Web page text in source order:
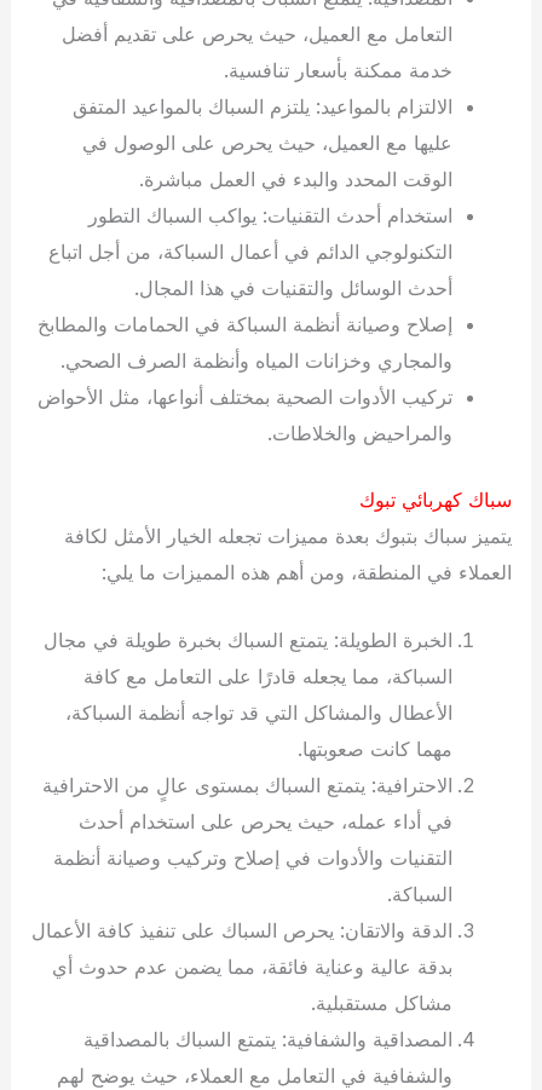
التعامل مع العميل، حيث يحرص على تقديم أفضل
خدمة ممكنة بأسعار تنافسية.
الالتزام بالمواعيد: يلتزم السباك بالمواعيد المتفق
عليها مع العميل، حيث يحرص على الوصول في
الوقت المحدد والبدء في العمل مباشرة.
استخدام أحدث التقنيات: يواكب السباك التطور
التكنولوجي الدائم في أعمال السباكة، من أجل اتباع
أحدث الوسائل والتقنيات في هذا المجال.
إصلاح وصيانة أنظمة السباكة في الحمامات والمطابخ
والمجاري وخزانات المياه وأنظمة الصرف الصحي.
تركيب الأدوات الصحية بمختلف أنواعها، مثل الأحواض
والمراحيض والخلاطات.
سباك كهربائي تبوك
يتميز سباك بتبوك بعدة مميزات تجعله الخيار الأمثل لكافة
العملاء في المنطقة، ومن أهم هذه المميزات ما يلي:
الخبرة الطويلة: يتمتع السباك بخبرة طويلة في مجال
السباكة، مما يجعله قادرًا على التعامل مع كافة
الأعطال والمشاكل التي قد تواجه أنظمة السباكة،
مهما كانت صعوبتها.
الاحترافية: يتمتع السباك بمستوى عالٍ من الاحترافية
في أداء عمله، حيث يحرص على استخدام أحدث
التقنيات والأدوات في إصلاح وتركيب وصيانة أنظمة
السباكة.
الدقة والاتقان: يحرص السباك على تنفيذ كافة الأعمال
بدقة عالية وعناية فائقة، مما يضمن عدم حدوث أي
مشاكل مستقبلية.
المصداقية والشفافية: يتمتع السباك بالمصداقية
والشفافية في التعامل مع العملاء، حيث يوضح لهم